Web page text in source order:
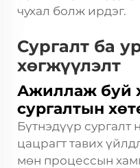
чухал болж ирдэг.
Сургалт ба
хөгжүүлэлт
Ажиллаж буй
сургалтын
Бүтнэдүүр сургалт
цацрагт тавих
мөн процессын